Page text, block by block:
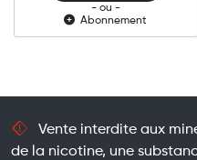
- ou -
Abonnement
Vente interdite aux
de la nicotine, une